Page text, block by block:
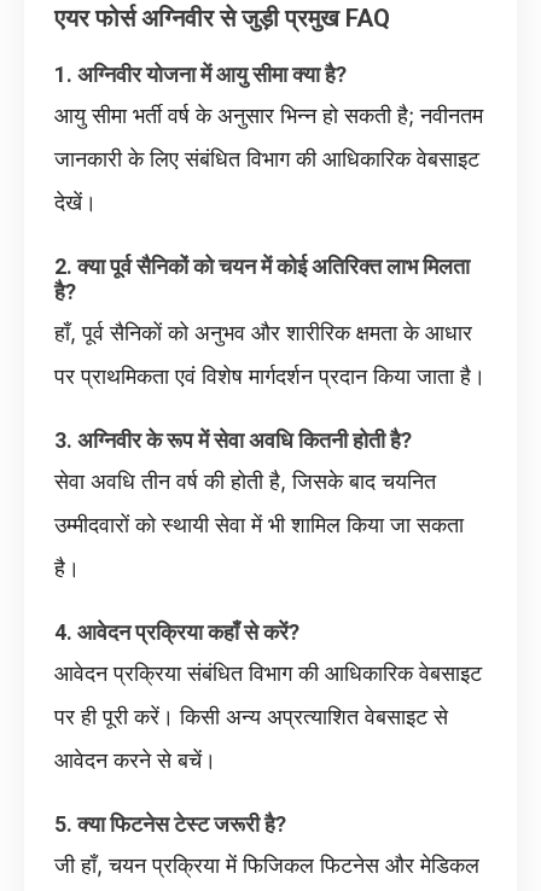
एयर फोर्स अग्निवीर से जुड़ी प्रमुख FAQ
1. अग्निवीर योजना में आयु सीमा क्या है?
आयु सीमा भर्ती वर्ष के अनुसार भिन्न हो सकती है; नवीनतम
जानकारी के लिए संबंधित विभाग की आधिकारिक वेबसाइट
देखें।
2. क्या पूर्व सैनिकों को चयन में कोई अतिरिक्त लाभ मिलता
है?
हाँ, पूर्व सैनिकों को अनुभव और शारीरिक क्षमता के आधार
पर प्राथमिकता एवं विशेष मार्गदर्शन प्रदान किया जाता है।
3. अग्निवीर के रूप में सेवा अवधि कितनी होती है?
सेवा अवधि तीन वर्ष की होती है, जिसके बाद चयनित
उम्मीदवारों को स्थायी सेवा में भी शामिल किया जा सकता
है।
4. आवेदन प्रक्रिया कहाँ से करें?
आवेदन प्रक्रिया संबंधित विभाग की आधिकारिक वेबसाइट
पर ही पूरी करें। किसी अन्य अप्रत्याशित वेबसाइट से
आवेदन करने से बचें।
5. क्या फिटनेस टेस्ट जरूरी है?
जी हाँ, चयन प्रक्रिया में फिजिकल फिटनेस और मेडिकल